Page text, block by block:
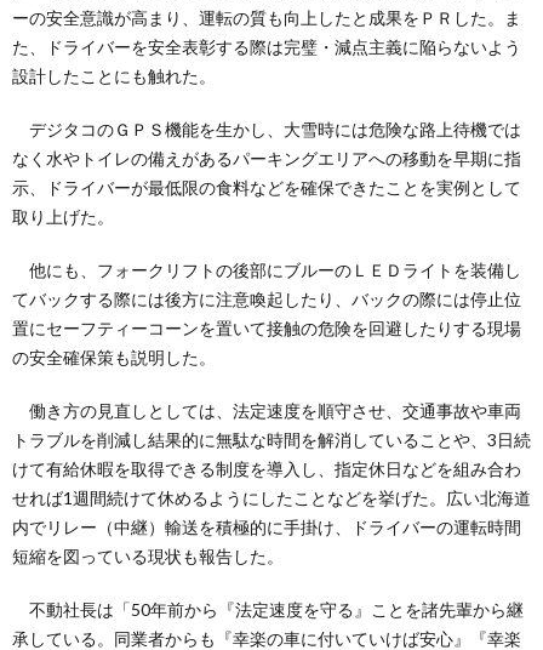
ーの安全意識が高まり、運転の質も向上したと成果をＰＲした。ま
た、ドライバーを安全表彰する際は完璧・減点主義に陥らないよう
設計したことにも触れた。
デジタコのＧＰＳ機能を生かし、大雪時には危険な路上待機では
なく水やトイレの備えがあるパーキングエリアへの移動を早期に指
示、ドライバーが最低限の食料などを確保できたことを実例として
取り上げた。
他にも、フォークリフトの後部にブルーのＬＥＤライトを装備し
てバックする際には後方に注意喚起したり、バックの際には停止位
置にセーフティーコーンを置いて接触の危険を回避したりする現場
の安全確保策も説明した。
働き方の見直しとしては、法定速度を順守させ、交通事故や車両
トラブルを削減し結果的に無駄な時間を解消していることや、3日続
けて有給休暇を取得できる制度を導入し、指定休日などを組み合わ
せれば1週間続けて休めるようにしたことなどを挙げた。広い北海道
内でリレー（中継）輸送を積極的に手掛け、ドライバーの運転時間
短縮を図っている現状も報告した。
不動社長は「50年前から『法定速度を守る』ことを諸先輩から継
承している。同業者からも『幸楽の車に付いていけば安心』『幸楽